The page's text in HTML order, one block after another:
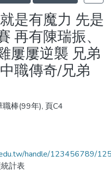
是有魔力 先是
再有陳瑞振、
屢屢逆襲 兄弟
職傳奇/兄弟
職棒(99年), 頁C4
handle/123456789/
計表